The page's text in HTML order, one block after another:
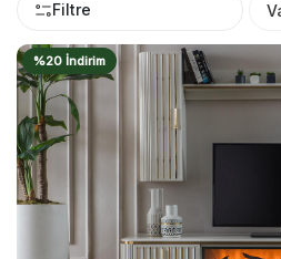
Filtre
%20 İndirim